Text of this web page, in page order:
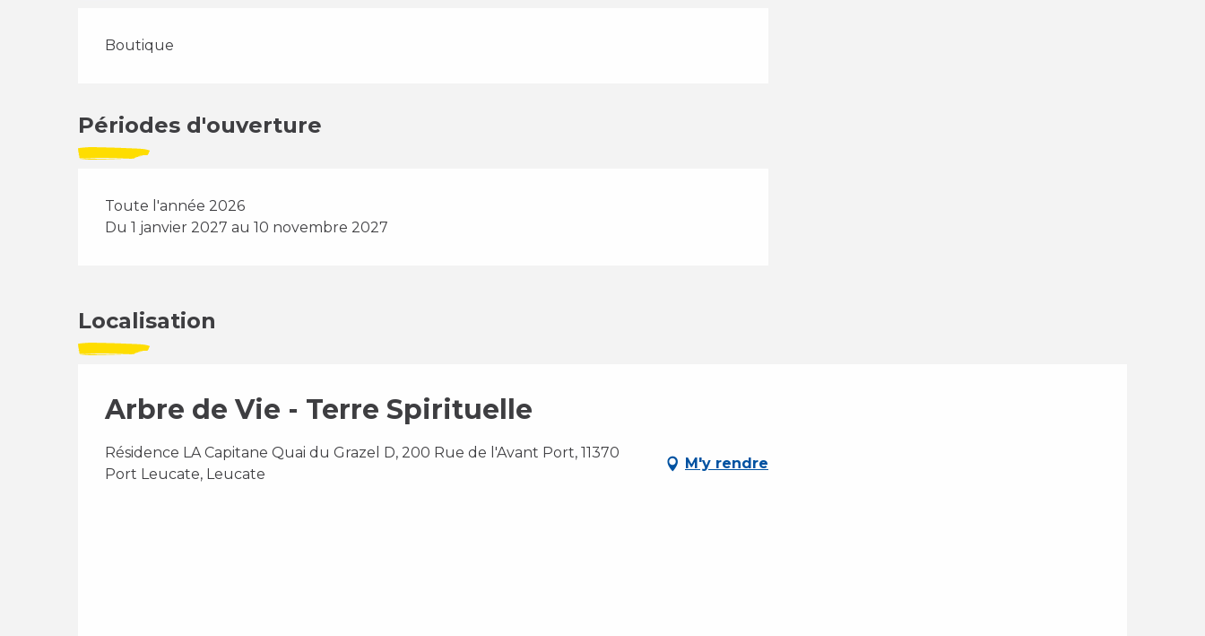
Boutique
Périodes d'ouverture
Toute l'année 2026
Du 1 janvier 2027 au 10 novembre 2027
Localisation
Arbre de Vie - Terre Spirituelle
Résidence LA Capitane Quai du Grazel D, 200 Rue de l'Avant Port, 11370
Port Leucate, Leucate
M'y rendre